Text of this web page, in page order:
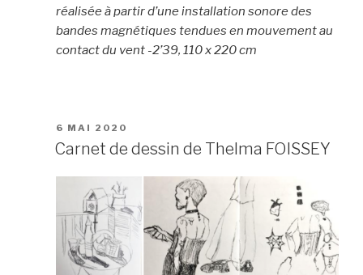
réalisée à partir d’une installation sonore des
bandes magnétiques tendues en mouvement au
contact du vent -2’39, 110 x 220 cm
PUBLIÉ
LE
6 MAI 2020
Carnet de dessin de Thelma FOISSEY